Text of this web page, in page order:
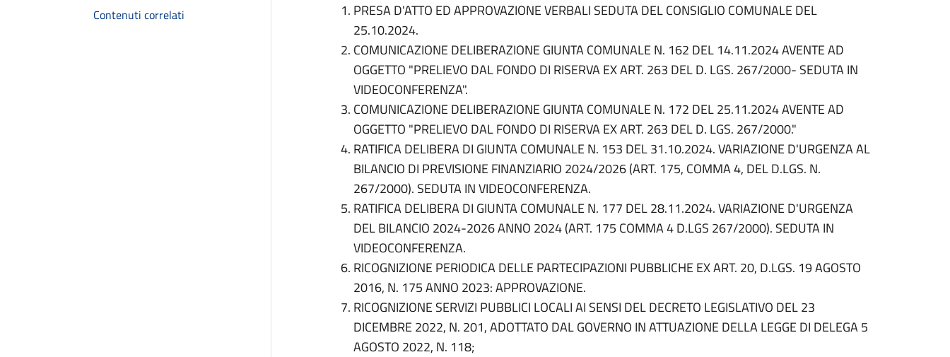
Contenuti correlati
PRESA D'ATTO ED APPROVAZIONE VERBALI SEDUTA DEL CONSIGLIO COMUNALE DEL
25.10.2024.
COMUNICAZIONE DELIBERAZIONE GIUNTA COMUNALE N. 162 DEL 14.11.2024 AVENTE AD
OGGETTO "PRELIEVO DAL FONDO DI RISERVA EX ART. 263 DEL D. LGS. 267/2000- SEDUTA IN
VIDEOCONFERENZA".
COMUNICAZIONE DELIBERAZIONE GIUNTA COMUNALE N. 172 DEL 25.11.2024 AVENTE AD
OGGETTO "PRELIEVO DAL FONDO DI RISERVA EX ART. 263 DEL D. LGS. 267/2000."
RATIFICA DELIBERA DI GIUNTA COMUNALE N. 153 DEL 31.10.2024. VARIAZIONE D'URGENZA AL
BILANCIO DI PREVISIONE FINANZIARIO 2024/2026 (ART. 175, COMMA 4, DEL D.LGS. N.
267/2000). SEDUTA IN VIDEOCONFERENZA.
RATIFICA DELIBERA DI GIUNTA COMUNALE N. 177 DEL 28.11.2024. VARIAZIONE D'URGENZA
DEL BILANCIO 2024-2026 ANNO 2024 (ART. 175 COMMA 4 D.LGS 267/2000). SEDUTA IN
VIDEOCONFERENZA.
RICOGNIZIONE PERIODICA DELLE PARTECIPAZIONI PUBBLICHE EX ART. 20, D.LGS. 19 AGOSTO
2016, N. 175 ANNO 2023: APPROVAZIONE.
RICOGNIZIONE SERVIZI PUBBLICI LOCALI AI SENSI DEL DECRETO LEGISLATIVO DEL 23
DICEMBRE 2022, N. 201, ADOTTATO DAL GOVERNO IN ATTUAZIONE DELLA LEGGE DI DELEGA 5
AGOSTO 2022, N. 118;